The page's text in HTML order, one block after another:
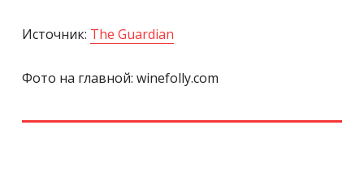
Источник: The Guardian
Фото на главной: winefolly.com